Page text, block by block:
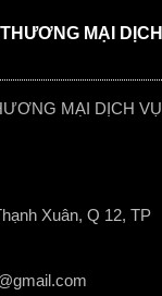
MẠI DỊCH
MẠI DỊCH VỤ
Xuân, Q 12, TP